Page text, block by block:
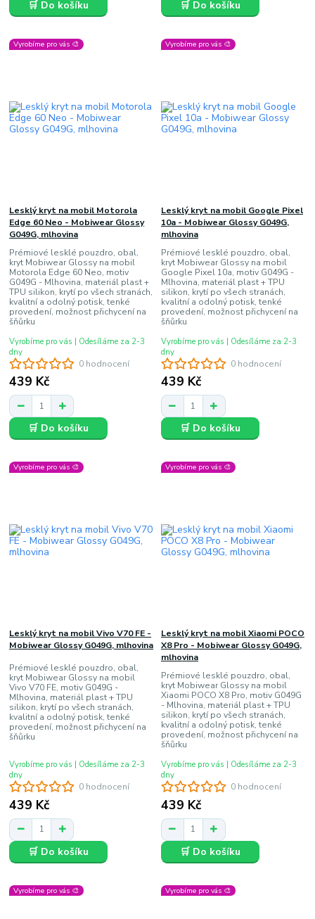
🛒 Do košíku 🛒 Do košíku
Vyrobíme pro vás 🎨
0 hodnocení
Lesklý kryt na mobil Motorola
Edge 60 Neo - Mobiwear Glossy
G049G, mlhovina
Prémiové lesklé pouzdro, obal,
kryt Mobiwear Glossy na mobil
Motorola Edge 60 Neo, motiv
G049G - Mlhovina, materiál plast +
TPU silikon, krytí po všech stranách,
kvalitní a odolný potisk, tenké
provedení, možnost přichycení na
šňůrku
439 Kč
Vyrobíme pro vás | Odesíláme za 2-3
dny
🛒 Do košíku
Vyrobíme pro vás 🎨
0 hodnocení
Lesklý kryt na mobil Google Pixel
10a - Mobiwear Glossy G049G,
mlhovina
Prémiové lesklé pouzdro, obal,
kryt Mobiwear Glossy na mobil
Google Pixel 10a, motiv G049G -
Mlhovina, materiál plast + TPU
silikon, krytí po všech stranách,
kvalitní a odolný potisk, tenké
provedení, možnost přichycení na
šňůrku
439 Kč
Vyrobíme pro vás | Odesíláme za 2-3
dny
🛒 Do košíku
Vyrobíme pro vás 🎨
0 hodnocení
Lesklý kryt na mobil Vivo V70 FE -
Mobiwear Glossy G049G, mlhovina
Prémiové lesklé pouzdro, obal,
kryt Mobiwear Glossy na mobil
Vivo V70 FE, motiv G049G -
Mlhovina, materiál plast + TPU
silikon, krytí po všech stranách,
kvalitní a odolný potisk, tenké
provedení, možnost přichycení na
šňůrku
439 Kč
Vyrobíme pro vás | Odesíláme za 2-3
dny
🛒 Do košíku
Vyrobíme pro vás 🎨
0 hodnocení
Lesklý kryt na mobil Xiaomi POCO
X8 Pro - Mobiwear Glossy G049G,
mlhovina
Prémiové lesklé pouzdro, obal,
kryt Mobiwear Glossy na mobil
Xiaomi POCO X8 Pro, motiv G049G
- Mlhovina, materiál plast + TPU
silikon, krytí po všech stranách,
kvalitní a odolný potisk, tenké
provedení, možnost přichycení na
šňůrku
439 Kč
Vyrobíme pro vás | Odesíláme za 2-3
dny
🛒 Do košíku
Vyrobíme pro vás 🎨 Vyrobíme pro vás 🎨